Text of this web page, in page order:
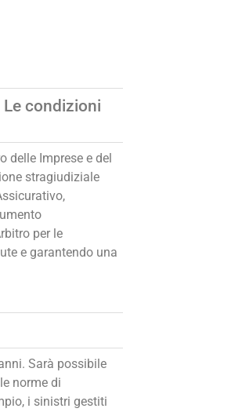
condizioni
Imprese e del
stragiudiziale
per le
e garantendo una
Sarà possibile
norme di
i sinistri gestiti